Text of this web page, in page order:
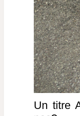
Un titre